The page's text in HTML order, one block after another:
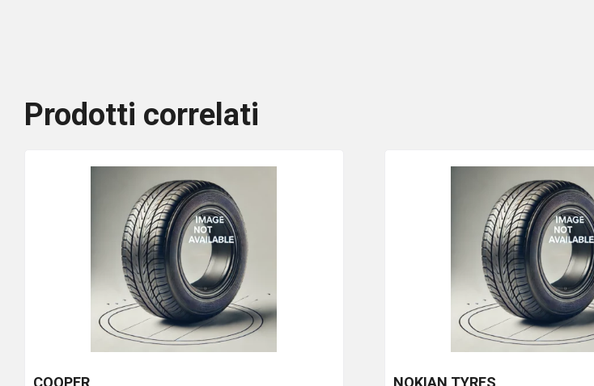
Prodotti correlati
COOPER NOKIAN TYRES